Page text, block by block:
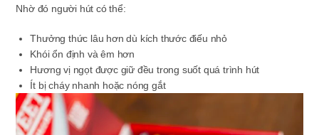
Nhờ đó người hút có thể:
Thưởng thức lâu hơn dù kích thước điếu nhỏ
Khói ổn định và êm hơn
Hương vị ngọt được giữ đều trong suốt quá trình hút
Ít bị cháy nhanh hoặc nóng gắt